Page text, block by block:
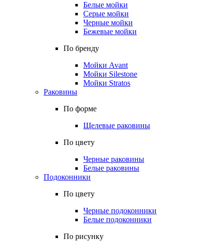
Белые мойки
Серые мойки
Черные мойки
Бежевые мойки
По бренду
Мойки Avant
Мойки Silestone
Мойки Stratos
Раковины
По форме
Щелевые раковины
По цвету
Черные раковины
Белые раковины
Подоконники
По цвету
Черные подоконники
Белые подоконники
По рисунку